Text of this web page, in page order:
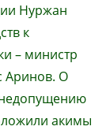
Нуржан
к
– министр
Аринов. О
акимы